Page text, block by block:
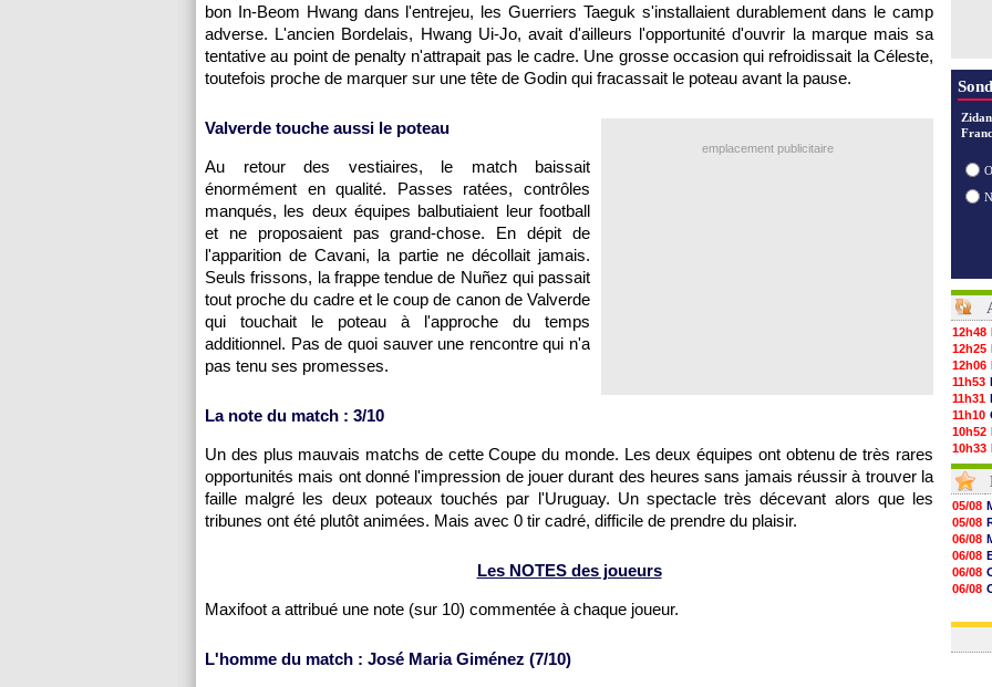
bon In-Beom Hwang dans l'entrejeu, les Guerriers Taeguk s'installaient durablement dans le camp
adverse. L'ancien Bordelais, Hwang Ui-Jo, avait d'ailleurs l'opportunité d'ouvrir la marque mais sa
tentative au point de penalty n'attrapait pas le cadre. Une grosse occasion qui refroidissait la Céleste,
toutefois proche de marquer sur une tête de Godin qui fracassait le poteau avant la pause.
emplacement publicitaire
Valverde touche aussi le poteau
Au retour des vestiaires, le match baissait
énormément en qualité. Passes ratées, contrôles
manqués, les deux équipes balbutiaient leur football
et ne proposaient pas grand-chose. En dépit de
l'apparition de Cavani, la partie ne décollait jamais.
Seuls frissons, la frappe tendue de Nuñez qui passait
tout proche du cadre et le coup de canon de Valverde
qui touchait le poteau à l'approche du temps
additionnel. Pas de quoi sauver une rencontre qui n'a
pas tenu ses promesses.
La note du match : 3/10
Un des plus mauvais matchs de cette Coupe du monde. Les deux équipes ont obtenu de très rares
opportunités mais ont donné l'impression de jouer durant des heures sans jamais réussir à trouver la
faille malgré les deux poteaux touchés par l'Uruguay. Un spectacle très décevant alors que les
tribunes ont été plutôt animées. Mais avec 0 tir cadré, difficile de prendre du plaisir.
Les NOTES des joueurs
Maxifoot a attribué une note (sur 10) commentée à chaque joueur.
L'homme du match : José Maria Giménez (7/10)
12h48
12h25
12h06
11h53
11h31
11h10
10h52
10h33
10h12
10h09
10h05
09h44
09h24
09h06
08h44
08h22
06/08
06/08
05/08
05/08
06/08
06/08
06/08
06/08
06/08